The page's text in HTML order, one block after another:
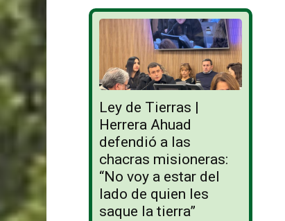
Ley de Tierras |
Herrera Ahuad
defendió a las
chacras misioneras:
“No voy a estar del
lado de quien les
saque la tierra”